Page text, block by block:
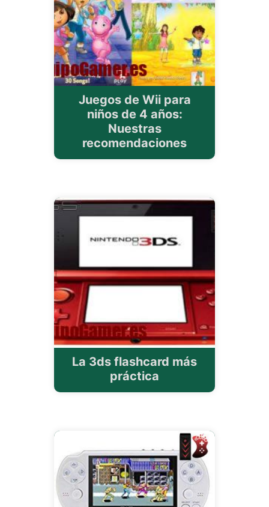
Juegos de Wii para
niños de 4 años:
Nuestras
recomendaciones
La 3ds flashcard más
práctica